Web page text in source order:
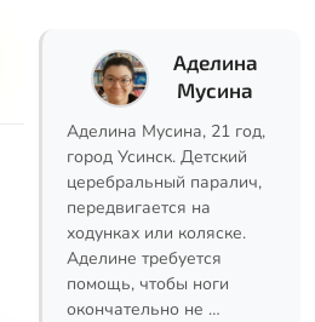
Аделина
Мусина
Аделина Мусина, 21 год,
город Усинск. Детский
церебральный паралич,
передвигается на
ходунках или коляске.
Аделине требуется
помощь, чтобы ноги
окончательно не …